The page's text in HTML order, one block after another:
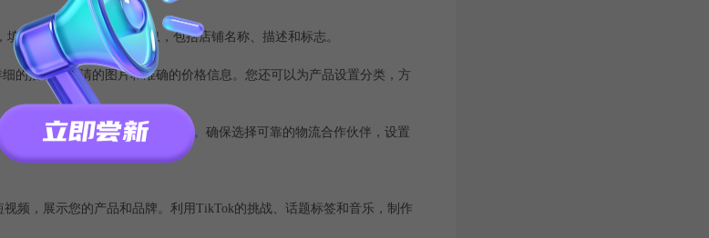
写和设置小店的基本信息，包括店铺名称、描述和标志。
的描述、高清的图片和准确的价格信息。您还可以为产品设置分类，方
您可以根据自己的需求进行设置。确保选择可靠的物流合作伙伴，设置
频，展示您的产品和品牌。利用TikTok的挑战、话题标签和音乐，制作